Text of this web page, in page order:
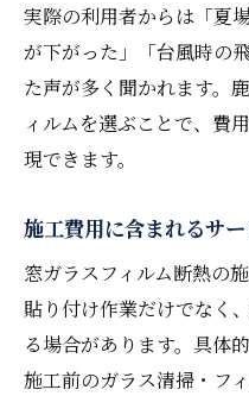
耐久性の高い断
窓ガラスフィル
ツ
長く使える断熱
施工後のメンテ
実際の利用者からは「夏
が下がった」「台風時の
た声が多く聞かれます。
ィルムを選ぶことで、費
現できます。
施工費用に含まれるサ
窓ガラスフィルム断熱の
貼り付け作業だけでなく
る場合があります。具体
施工前のガラス清掃・フ